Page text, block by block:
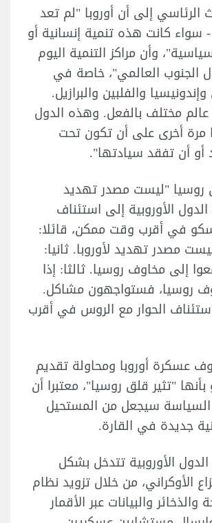
الرئاسي إلى أن أوروبا "لم تعد
- سواء كانت هذه تنمية إنسانية أو
وأن مراكز التنمية اليوم
الجنوب العالمي"، خاصة في
والفلبين والبرازيل.
مختلف بالفعل. وهذه الدول
مرة أخرى على أن تكون تحت
أو أن تفقد سيادتها".
"ليست مصدر تهديد
الدول الأوروبية إلى استئناف
في أقرب وقت ممكن، قائلا:
مصدر تهديد لأوروبا. ثانيا:
إلى مخاوف روسيا. ثالثا: إذا
روسيا، فستواجهون مشاكل.
استئناف الحوار مع الروس في أقرب
عسكرة أوروبا ومحاولة تقديم
"تثير قلق روسيا"، معتبرا أن
سيجعل من المستحيل
جديدة في القارة.
الأوروبية تتدخل بشكل
الأوكراني، من خلال تزويد نظام
والبيانات عبر الأقمار